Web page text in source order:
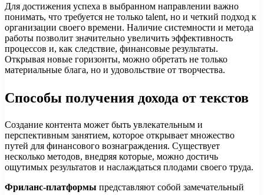
Для достижения успеха в выбранном направлении важно
понимать, что требуется не только talent, но и четкий подход к
организации своего времени. Наличие системности и метода
работы позволит значительно увеличить эффективность
процессов и, как следствие, финансовые результаты.
Открывая новые горизонты, можно обретать не только
материальные блага, но и удовольствие от творчества.
Способы получения дохода от текстов
Создание контента может быть увлекательным и
перспективным занятием, которое открывает множество
путей для финансового вознаграждения. Существует
несколько методов, внедряя которые, можно достичь
ощутимых результатов и наслаждаться плодами своего труда.
Фриланс-платформы представляют собой замечательный